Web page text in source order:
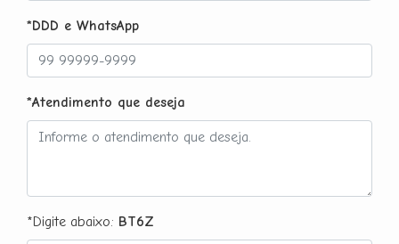
*DDD e WhatsApp
*Atendimento que deseja
*Digite abaixo: BT6Z